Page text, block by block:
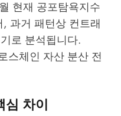
현재 공포탐욕지수
과거 패턴상 컨트래
로 분석됩니다.
스체인 자산 분산 전
심 차이